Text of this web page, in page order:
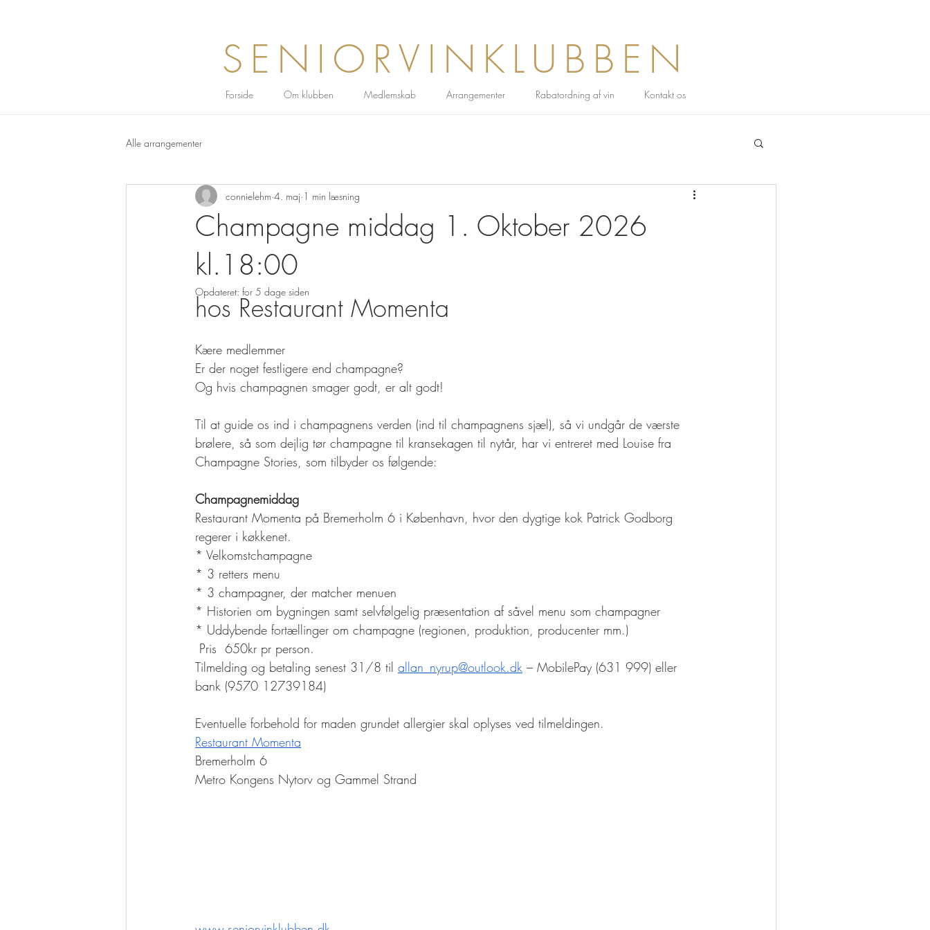
SENIORVINKLUBBEN
Forside Om klubben Medlemskab Arrangementer Rabatordning af vin Kontakt os
Alle arrangementer
Champagne middag 1. Oktober 2026
kl.18:00
connielehm 4. maj 1 min læsning
Opdateret: for 5 dage siden
hos Restaurant Momenta
Kære medlemmer
Er der noget festligere end champagne?
Og hvis champagnen smager godt, er alt godt!
Til at guide os ind i champagnens verden (ind til champagnens sjæl), så vi undgår de værste
brølere, så som dejlig tør champagne til kransekagen til nytår, har vi entreret med Louise fra
Champagne Stories, som tilbyder os følgende:
Champagnemiddag
Restaurant Momenta på Bremerholm 6 i København, hvor den dygtige kok Patrick Godborg
regerer i køkkenet.
* Velkomstchampagne
* 3 retters menu
* 3 champagner, der matcher menuen
* Historien om bygningen samt selvfølgelig præsentation af såvel menu som champagner
* Uddybende fortællinger om champagne (regionen, produktion, producenter mm.)
Pris  650kr pr person.
Tilmelding og betaling senest 31/8 til allan_nyrup@outlook.dk – MobilePay (631 999) eller
bank (9570 12739184)
Eventuelle forbehold for maden grundet allergier skal oplyses ved tilmeldingen.
Restaurant Momenta
Bremerholm 6
Metro Kongens Nytorv og Gammel Strand